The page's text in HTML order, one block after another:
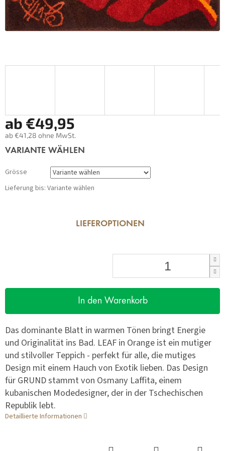
ab €49,95
ab €41,28 ohne MwSt.
Verkaufspreis:
VARIANTE WÄHLEN
Grösse
Lieferung bis: Variante wählen
LIEFEROPTIONEN
In den Warenkorb
Das dominante Blatt in warmen Tönen bringt Energie
und Originalität ins Bad. LEAF in Orange ist ein mutiger
und stilvoller Teppich - perfekt für alle, die mutiges
Design mit einem Hauch von Exotik lieben. Das Design
für GRUND stammt von Osmany Laffita, einem
kubanischen Modedesigner, der in der Tschechischen
Republik lebt.
Detaillierte Informationen